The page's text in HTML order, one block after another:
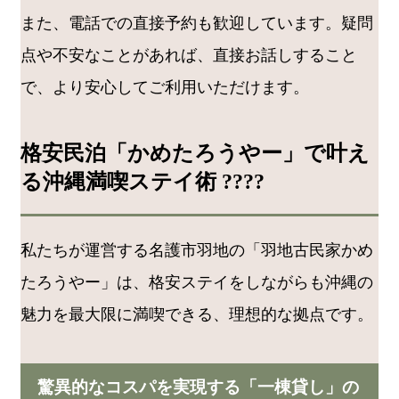
また、電話での直接予約も歓迎しています。疑問
点や不安なことがあれば、直接お話しすること
で、より安心してご利用いただけます。
格安民泊「かめたろうやー」で叶え
る沖縄満喫ステイ術 ????
私たちが運営する名護市羽地の「羽地古民家かめ
たろうやー」は、格安ステイをしながらも沖縄の
魅力を最大限に満喫できる、理想的な拠点です。
驚異的なコスパを実現する「一棟貸し」の